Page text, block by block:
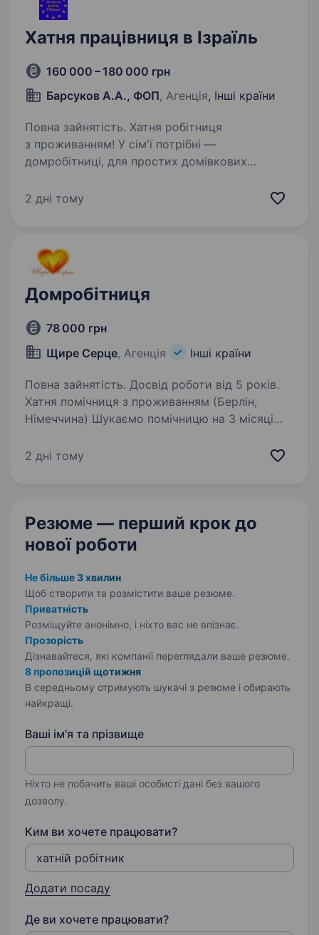
Хатня працівниця в Ізраїль
160 000 – 180 000 грн
Барсуков А.А., ФОП, Агенція, Інші країни
Повна зайнятість. Хатня робітниця
з проживанням! У сім'ї потрібні —
домробітниці, для простих домівкових
на тиждень, вихідний за згодою! Оплата:
2 дні тому
Домробітниця
78 000 грн
Щире Серце, Агенція Інші країни
Повна зайнятість. Досвід роботи від 5 років.
Хатня помічниця з проживанням (Берлін,
Німеччина) Шукаємо помічницю на 3 місяці
У майбутньому можлива довгострокова
2 дні тому
Резюме — перший крок до
нової роботи
Не більше 3 хвилин
Щоб створити та розмістити ваше резюме.
Приватність
Розміщуйте анонімно, і ніхто вас не впізнає.
Прозорість
Дізнавайтеся, які компанії переглядали ваше резюме.
8 пропозицій щотижня
В середньому отримують шукачі з резюме і обирають
найкращі.
Ваші ім'я та прізвище
Ніхто не побачить ваші особисті дані без вашого
дозволу.
Ким ви хочете працювати?
Додати посаду
Де ви хочете працювати?